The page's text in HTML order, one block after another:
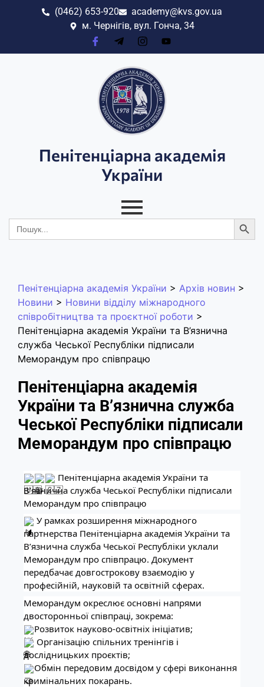
(0462) 653-920
academy@kvs.gov.ua
м. Чернігів, вул. Гонча, 34
Пенітенціарна академія
України
Search
for:
Пенітенціарна академія України > Архів новин >
Новини > Новини відділу міжнародного
співробітництва та проєктної роботи >
Пенітенціарна академія України та В’язнична
служба Чеської Республіки підписали
Меморандум про співпрацю
Пенітенціарна академія
України та В’язнична служба
Чеської Республіки підписали
Меморандум про співпрацю
Пенітенціарна академія України та
В’язнична служба Чеської Республіки підписали
Меморандум про співпрацю
У рамках розширення міжнародного
партнерства Пенітенціарна академія України та
В’язнична служба Чеської Республіки уклали
Меморандум про співпрацю. Документ
передбачає довгострокову взаємодію у
професійній, науковій та освітній сферах.
Меморандум окреслює основні напрями
двосторонньої співпраці, зокрема:
Розвиток науково-освітніх ініціатив;
Організацію спільних тренінгів і
дослідницьких проєктів;
Обмін передовим досвідом у сфері виконання
кримінальних покарань.